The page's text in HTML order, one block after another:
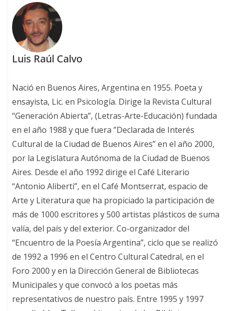
Luis Raúl Calvo
Nació en Buenos Aires, Argentina en 1955. Poeta y
ensayista, Lic. en Psicología. Dirige la Revista Cultural
“Generación Abierta”, (Letras-Arte-Educación) fundada
en el año 1988 y que fuera ”Declarada de Interés
Cultural de la Ciudad de Buenos Aires” en el año 2000,
por la Legislatura Autónoma de la Ciudad de Buenos
Aires. Desde el año 1992 dirige el Café Literario
“Antonio Aliberti”, en el Café Montserrat, espacio de
Arte y Literatura que ha propiciado la participación de
más de 1000 escritores y 500 artistas plásticos de suma
valía, del país y del exterior. Co-organizador del
“Encuentro de la Poesía Argentina”, ciclo que se realizó
de 1992 a 1996 en el Centro Cultural Catedral, en el
Foro 2000 y en la Dirección General de Bibliotecas
Municipales y que convocó a los poetas más
representativos de nuestro país. Entre 1995 y 1997